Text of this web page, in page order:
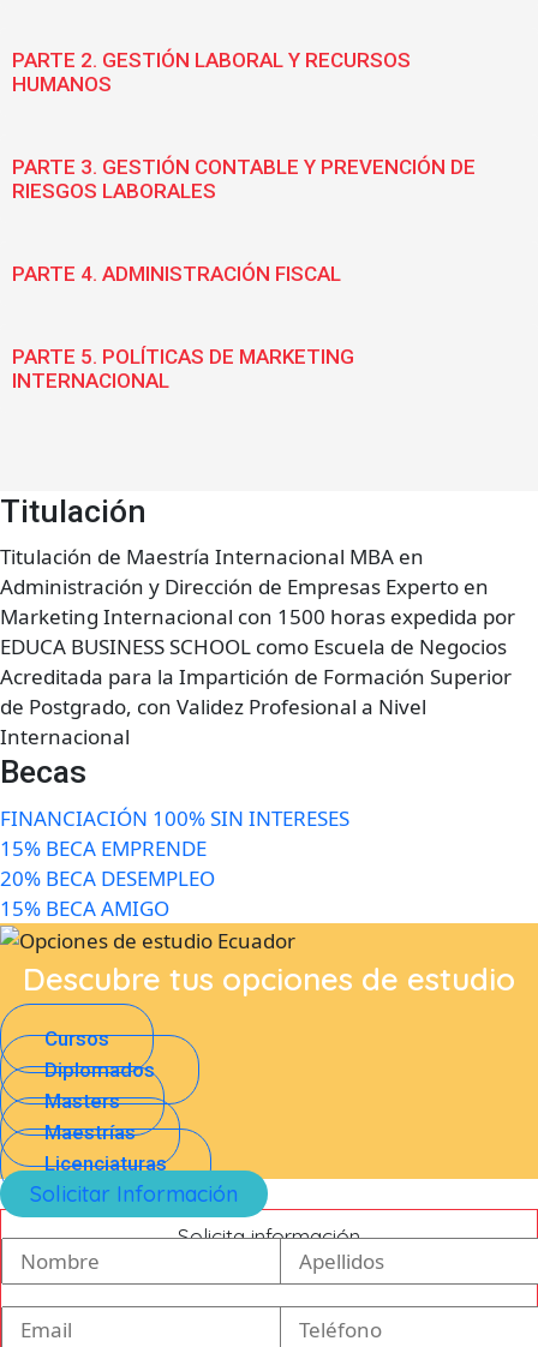
PARTE 2. GESTIÓN LABORAL Y RECURSOS
HUMANOS
PARTE 3. GESTIÓN CONTABLE Y PREVENCIÓN DE
RIESGOS LABORALES
PARTE 4. ADMINISTRACIÓN FISCAL
PARTE 5. POLÍTICAS DE MARKETING
INTERNACIONAL
Titulación
Titulación de Maestría Internacional MBA en
Administración y Dirección de Empresas Experto en
Marketing Internacional con 1500 horas expedida por
EDUCA BUSINESS SCHOOL como Escuela de Negocios
Acreditada para la Impartición de Formación Superior
de Postgrado, con Validez Profesional a Nivel
Internacional
Becas
FINANCIACIÓN 100% SIN INTERESES
15% BECA EMPRENDE
20% BECA DESEMPLEO
15% BECA AMIGO
Descubre tus opciones de estudio
Cursos
Diplomados
Masters
Maestrías
Licenciaturas
Solicitar Información
Solicita información